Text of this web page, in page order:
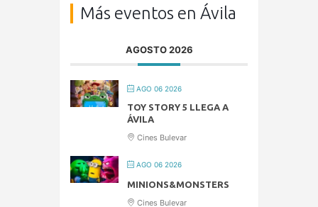
Más eventos en Ávila
AGOSTO 2026
AGO 06 2026
TOY STORY 5 LLEGA A
ÁVILA
Cines Bulevar
AGO 06 2026
MINIONS&MONSTERS
Cines Bulevar